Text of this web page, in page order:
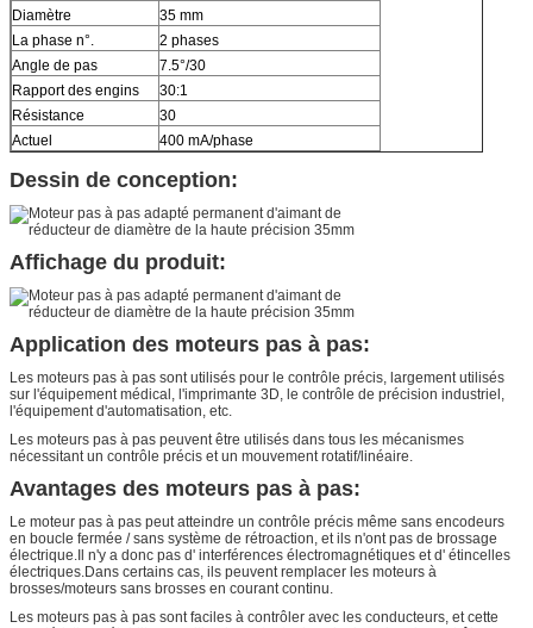
Diamètre
35 mm
La phase n°.
2 phases
Angle de pas
7.5°/30
Rapport des engins
30:1
Résistance
30
Actuel
400 mA/phase
Dessin de conception:
Affichage du produit:
Application des moteurs pas à pas:
Les moteurs pas à pas sont utilisés pour le contrôle précis, largement utilisés
sur l'équipement médical, l'imprimante 3D, le contrôle de précision industriel,
l'équipement d'automatisation, etc.
Les moteurs pas à pas peuvent être utilisés dans tous les mécanismes
nécessitant un contrôle précis et un mouvement rotatif/linéaire.
Avantages des moteurs pas à pas:
Le moteur pas à pas peut atteindre un contrôle précis même sans encodeurs
en boucle fermée / sans système de rétroaction, et ils n'ont pas de brossage
électrique.Il n'y a donc pas d' interférences électromagnétiques et d' étincelles
électriques.Dans certains cas, ils peuvent remplacer les moteurs à
brosses/moteurs sans brosses en courant continu.
Les moteurs pas à pas sont faciles à contrôler avec les conducteurs, et cette